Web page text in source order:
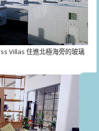
Villas 住進北極海旁的玻璃